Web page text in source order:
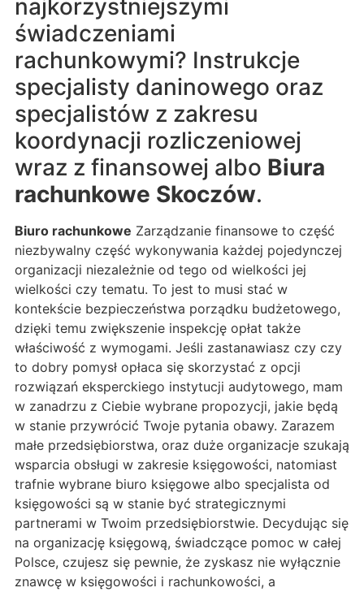
najkorzystniejszymi
świadczeniami
rachunkowymi? Instrukcje
specjalisty daninowego oraz
specjalistów z zakresu
koordynacji rozliczeniowej
wraz z finansowej albo Biura
rachunkowe Skoczów.
Biuro rachunkowe Zarządzanie finansowe to część
niezbywalny część wykonywania każdej pojedynczej
organizacji niezależnie od tego od wielkości jej
wielkości czy tematu. To jest to musi stać w
kontekście bezpieczeństwa porządku budżetowego,
dzięki temu zwiększenie inspekcję opłat także
właściwość z wymogami. Jeśli zastanawiasz czy czy
to dobry pomysł opłaca się skorzystać z opcji
rozwiązań eksperckiego instytucji audytowego, mam
w zanadrzu z Ciebie wybrane propozycji, jakie będą
w stanie przywrócić Twoje pytania obawy. Zarazem
małe przedsiębiorstwa, oraz duże organizacje szukają
wsparcia obsługi w zakresie księgowości, natomiast
trafnie wybrane biuro księgowe albo specjalista od
księgowości są w stanie być strategicznymi
partnerami w Twoim przedsiębiorstwie. Decydując się
na organizację księgową, świadczące pomoc w całej
Polsce, czujesz się pewnie, że zyskasz nie wyłącznie
znawcę w księgowości i rachunkowości, a